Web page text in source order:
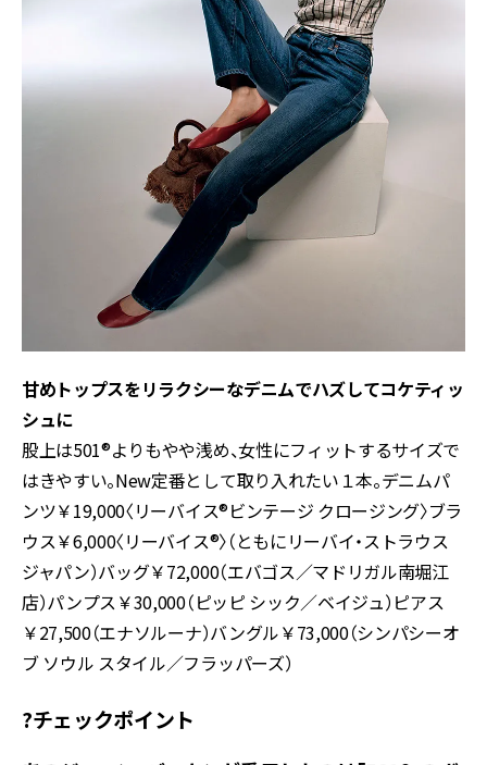
甘めトップスをリラクシーなデニムでハズしてコケティッ
シュに
股上は501®よりもやや浅め、女性にフィットするサイズで
はきやすい。New定番として取り入れたい１本。デニムパ
ンツ￥19,000〈リーバイス®ビンテージ クロージング〉ブラ
ウス￥6,000〈リーバイス®〉（ともにリーバイ・ストラウス
ジャパン）バッグ￥72,000（エバゴス／マドリガル南堀江
店）パンプス￥30,000（ピッピ シック／ベイジュ）ピアス
￥27,500（エナソルーナ）バングル￥73,000（シンパシーオ
ブ ソウル スタイル／フラッパーズ）
?チェックポイント